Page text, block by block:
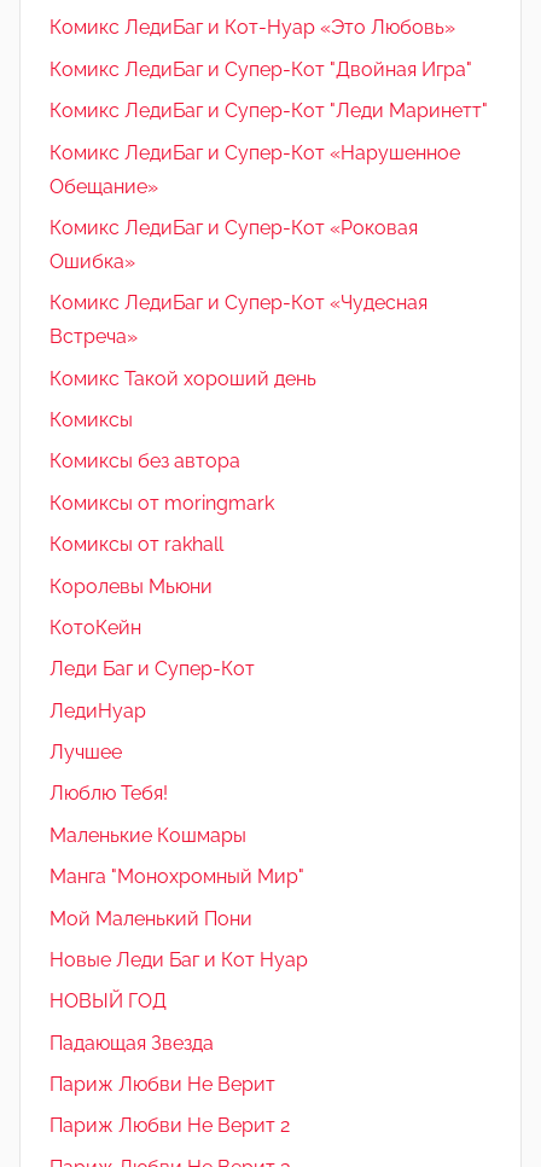
Комикс ЛедиБаг и Кот-Нуар «Это Любовь»
Комикс ЛедиБаг и Супер-Кот "Двойная Игра"
Комикс ЛедиБаг и Супер-Кот "Леди Маринетт"
Комикс ЛедиБаг и Супер-Кот «Нарушенное
Обещание»
Комикс ЛедиБаг и Супер-Кот «Роковая
Ошибка»
Комикс ЛедиБаг и Супер-Кот «Чудесная
Встреча»
Комикс Такой хороший день
Комиксы
Комиксы без автора
Комиксы от moringmark
Комиксы от rakhall
Королевы Мьюни
КотоКейн
Леди Баг и Супер-Кот
ЛедиНуар
Лучшее
Люблю Тебя!
Маленькие Кошмары
Манга "Монохромный Мир"
Мой Маленький Пони
Новые Леди Баг и Кот Нуар
НОВЫЙ ГОД
Падающая Звезда
Париж Любви Не Верит
Париж Любви Не Верит 2